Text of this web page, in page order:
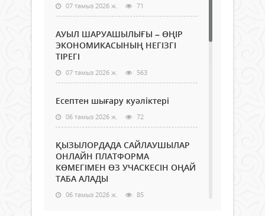
07 тамыз 2026 ж. 71
АУЫЛ ШАРУАШЫЛЫҒЫ – ӨҢІР
ЭКОНОМИКАСЫНЫҢ НЕГІЗГІ
ТІРЕГІ
07 тамыз 2026 ж. 563
Есептен шығару куәліктері
06 тамыз 2026 ж. 72
ҚЫЗЫЛОРДАДА САЙЛАУШЫЛАР
ОНЛАЙН ПЛАТФОРМА
КӨМЕГІМЕН ӨЗ УЧАСКЕСІН ОҢАЙ
ТАБА АЛАДЫ
06 тамыз 2026 ж. 85